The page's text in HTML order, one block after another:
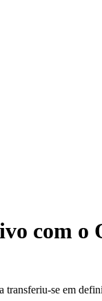
com o
transferiu-se em